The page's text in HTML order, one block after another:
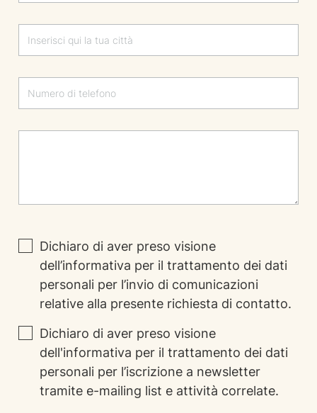
Dichiaro di aver preso visione
dell’informativa per il trattamento dei dati
personali per l’invio di comunicazioni
relative alla presente richiesta di contatto.
Dichiaro di aver preso visione
dell'informativa per il trattamento dei dati
personali per l’iscrizione a newsletter
tramite e-mailing list e attività correlate.